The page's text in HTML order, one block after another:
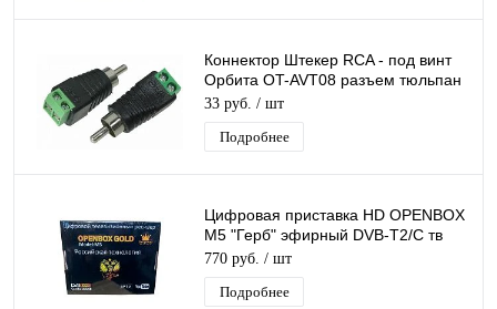
Коннектор Штекер RCA - под винт
Орбита OT-AVT08 разъем тюльпан
(RCA штекер) под винт на кабель
33 руб. / шт
Подробнее
Цифровая приставка HD OPENBOX
M5 "Герб" эфирный DVB-T2/C тв
приставка бесплатное тв тюнер
медиаплеер
770 руб. / шт
Подробнее